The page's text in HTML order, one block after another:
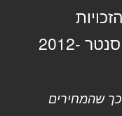
שמורות לתל אביב מדיקל סנטר 2012-
שהמחירים